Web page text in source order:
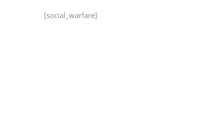
[social_warfare]